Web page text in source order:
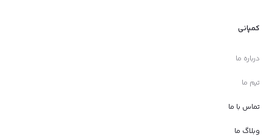
کمپانی
درباره ما
تیم ما
تماس با ما
وبلاگ ما